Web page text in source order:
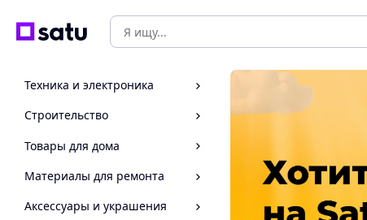
Техника и электроника
Строительство
Товары для дома
Материалы для ремонта
Аксессуары и украшения